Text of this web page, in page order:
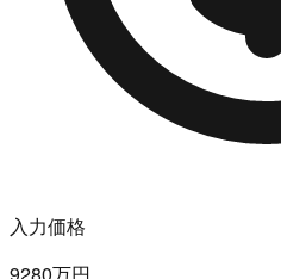
入力価格
9280万円